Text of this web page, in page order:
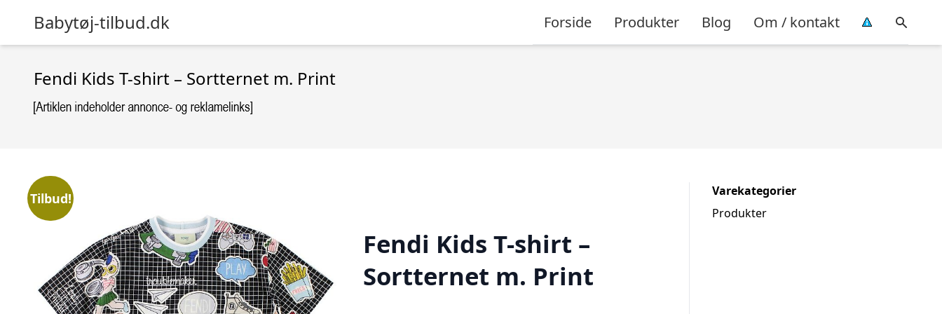
Babytøj-tilbud.dk Forside Produkter Blog Om / kontakt
Fendi Kids T-shirt – Sortternet m. Print
Tilbud!
Fendi Kids T-shirt –
Sortternet m. Print
Varekategorier
Produkter